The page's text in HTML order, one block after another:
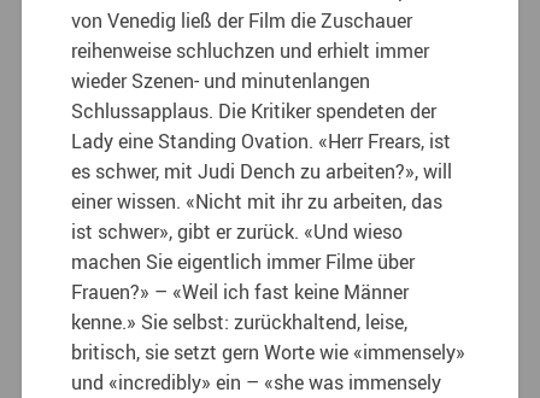
von Venedig ließ der Film die Zuschauer
reihenweise schluchzen und erhielt immer
wieder Szenen- und minutenlangen
Schlussapplaus. Die Kritiker spendeten der
Lady eine Standing Ovation. «Herr Frears, ist
es schwer, mit Judi Dench zu arbeiten?», will
einer wissen. «Nicht mit ihr zu arbeiten, das
ist schwer», gibt er zurück. «Und wieso
machen Sie eigentlich immer Filme über
Frauen?» – «Weil ich fast keine Männer
kenne.» Sie selbst: zurückhaltend, leise,
britisch, sie setzt gern Worte wie «immensely»
und «incredibly» ein – «she was immensely